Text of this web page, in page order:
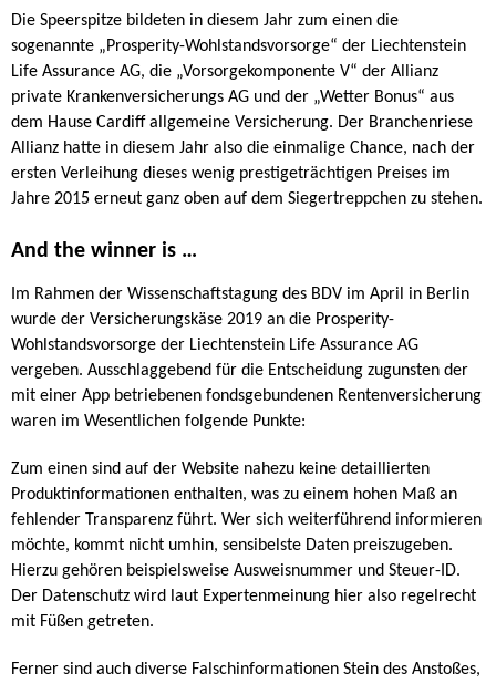
Die Speerspitze bildeten in diesem Jahr zum einen die
sogenannte „Prosperity-Wohlstandsvorsorge“ der Liechtenstein
Life Assurance AG, die „Vorsorgekomponente V“ der Allianz
private Krankenversicherungs AG und der „Wetter Bonus“ aus
dem Hause Cardiff allgemeine Versicherung. Der Branchenriese
Allianz hatte in diesem Jahr also die einmalige Chance, nach der
ersten Verleihung dieses wenig prestigeträchtigen Preises im
Jahre 2015 erneut ganz oben auf dem Siegertreppchen zu stehen.
And the winner is …
Im Rahmen der Wissenschaftstagung des BDV im April in Berlin
wurde der Versicherungskäse 2019 an die Prosperity-
Wohlstandsvorsorge der Liechtenstein Life Assurance AG
vergeben. Ausschlaggebend für die Entscheidung zugunsten der
mit einer App betriebenen fondsgebundenen Rentenversicherung
waren im Wesentlichen folgende Punkte:
Zum einen sind auf der Website nahezu keine detaillierten
Produktinformationen enthalten, was zu einem hohen Maß an
fehlender Transparenz führt. Wer sich weiterführend informieren
möchte, kommt nicht umhin, sensibelste Daten preiszugeben.
Hierzu gehören beispielsweise Ausweisnummer und Steuer-ID.
Der Datenschutz wird laut Expertenmeinung hier also regelrecht
mit Füßen getreten.
Ferner sind auch diverse Falschinformationen Stein des Anstoßes,